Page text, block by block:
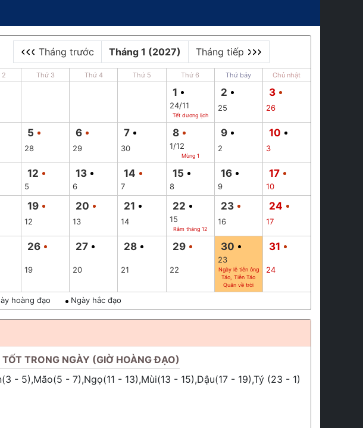
Tháng trước Tháng 1 (2027) Tháng tiếp
2 Thứ 3 Thứ 4 Thứ 5 Thứ 6 Thứ bảy Chủ nhật
1
24/11
Tết dương lịch
2
25
3
26
5
28
6
29
7
30
8
1/12
Mùng 1
9
2
10
3
12
5
13
6
14
7
15
8
16
9
17
10
19
12
20
13
21
14
22
15
Rằm tháng 12
23
16
24
17
26
19
27
20
28
21
29
22
30
23
Ngày lễ tiễn ông
Táo, Tiễn Táo
Quân về trời
31
24
hoàng đạo Ngày hắc đạo
TỐT TRONG NGÀY (GIỜ HOÀNG ĐẠO)
- 5),Mão(5 - 7),Ngọ(11 - 13),Mùi(13 - 15),Dậu(17 - 19),Tý (23 - 1)